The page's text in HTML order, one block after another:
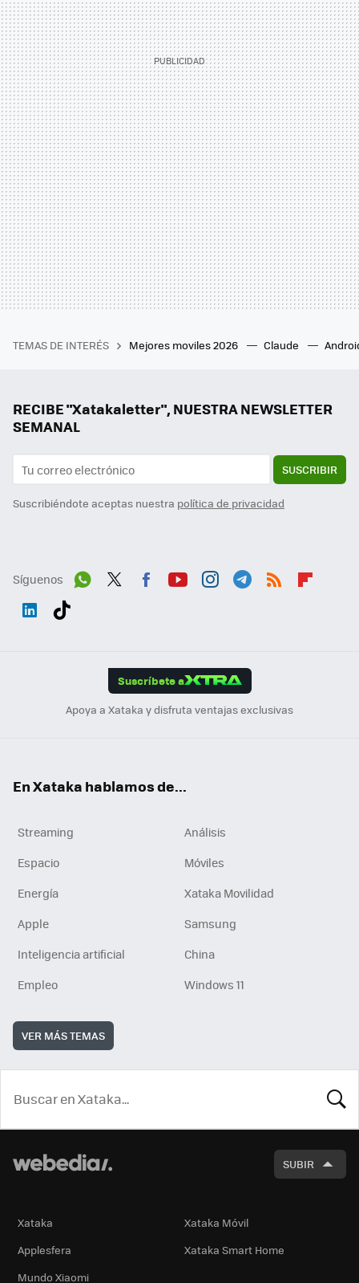
TEMAS DE INTERÉS Mejores moviles 2026 Claude
RECIBE "Xatakaletter", NUESTRA NEWSLETTER
SEMANAL
SUSCRIBIR
Suscribiéndote aceptas nuestra política de privacidad
Síguenos
Suscríbete a
Apoya a Xataka y disfruta ventajas exclusivas
En Xataka hablamos de...
Streaming
Análisis
Espacio
Móviles
Energía
Xataka Movilidad
Apple
Samsung
Inteligencia artificial
China
Empleo
Windows 11
VER MÁS TEMAS
SUBIR
Xataka
Xataka Móvil
Applesfera
Xataka Smart Home
Mundo Xiaomi